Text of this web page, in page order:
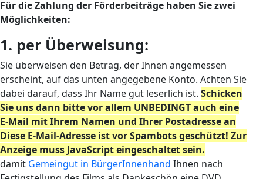
Für die Zahlung der Förderbeiträge haben Sie zwei
Möglichkeiten:
1. per Überweisung:
Sie überweisen den Betrag, der Ihnen angemessen
erscheint, auf das unten angegebene Konto. Achten Sie
dabei darauf, dass Ihr Name gut leserlich ist. Schicken
Sie uns dann bitte vor allem UNBEDINGT auch eine
E-Mail mit Ihrem Namen und Ihrer Postadresse an
Diese E-Mail-Adresse ist vor Spambots geschützt! Zur
Anzeige muss JavaScript eingeschaltet sein.
damit Gemeingut in BürgerInnenhand Ihnen nach